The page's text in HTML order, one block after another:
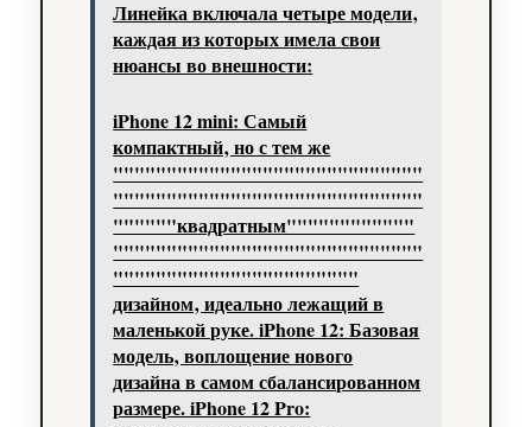
Линейка включала четыре модели‚
каждая из которых имела свои
нюансы во внешности:
iPhone 12 mini: Самый
компактный‚ но с тем же
"""""""""""""""""""""""""""""
"""""""""""""""""""""""""""""
""""""квадратным""""""""""""
"""""""""""""""""""""""""""""
"""""""""""""""""""""""
дизайном‚ идеально лежащий в
маленькой руке. iPhone 12: Базовая
модель‚ воплощение нового
дизайна в самом сбалансированном
размере. iPhone 12 Pro: